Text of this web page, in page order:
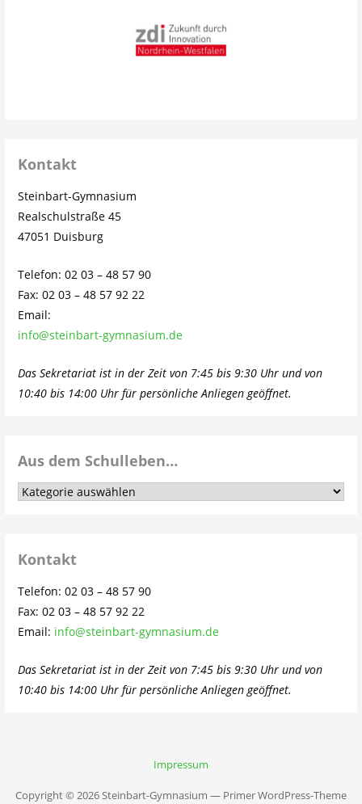
Kontakt
Steinbart-Gymnasium
Realschulstraße 45
47051 Duisburg
Telefon: 02 03 – 48 57 90
Fax: 02 03 – 48 57 92 22
Email:
info@steinbart-gymnasium.de
Das Sekretariat ist in der Zeit von 7:45 bis 9:30 Uhr und von
10:40 bis 14:00 Uhr für persönliche Anliegen geöffnet.
Aus dem Schulleben…
Aus
Kontakt
Telefon: 02 03 – 48 57 90
Fax: 02 03 – 48 57 92 22
Email: info@steinbart-gymnasium.de
Das Sekretariat ist in der Zeit von 7:45 bis 9:30 Uhr und von
10:40 bis 14:00 Uhr für persönliche Anliegen geöffnet.
Impressum
Copyright © 2026 Steinbart-Gymnasium — Primer WordPress-Theme